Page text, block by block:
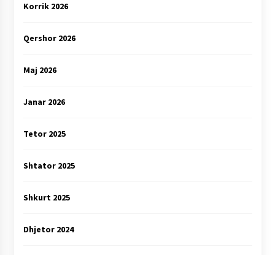
Korrik 2026
Qershor 2026
Maj 2026
Janar 2026
Tetor 2025
Shtator 2025
Shkurt 2025
Dhjetor 2024